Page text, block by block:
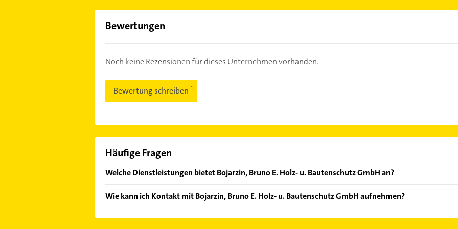
Bewertungen
Noch keine Rezensionen für dieses Unternehmen vorhanden.
Bewertung schreiben
Häufige Fragen
Welche Dienstleistungen bietet Bojarzin, Bruno E. Holz- u. Bautenschutz GmbH an?
Reparaturen und Holzschutz.
Wie kann ich Kontakt mit Bojarzin, Bruno E. Holz- u. Bautenschutz GmbH aufnehmen?